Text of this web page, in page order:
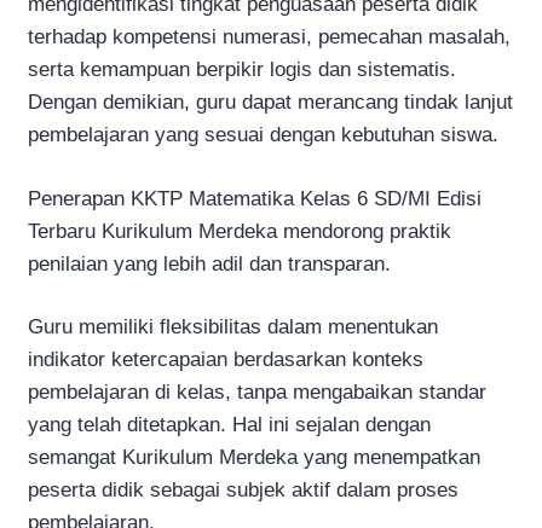
mengidentifikasi tingkat penguasaan peserta didik
terhadap kompetensi numerasi, pemecahan masalah,
serta kemampuan berpikir logis dan sistematis.
Dengan demikian, guru dapat merancang tindak lanjut
pembelajaran yang sesuai dengan kebutuhan siswa.
Penerapan KKTP Matematika Kelas 6 SD/MI Edisi
Terbaru Kurikulum Merdeka mendorong praktik
penilaian yang lebih adil dan transparan.
Guru memiliki fleksibilitas dalam menentukan
indikator ketercapaian berdasarkan konteks
pembelajaran di kelas, tanpa mengabaikan standar
yang telah ditetapkan. Hal ini sejalan dengan
semangat Kurikulum Merdeka yang menempatkan
peserta didik sebagai subjek aktif dalam proses
pembelajaran.